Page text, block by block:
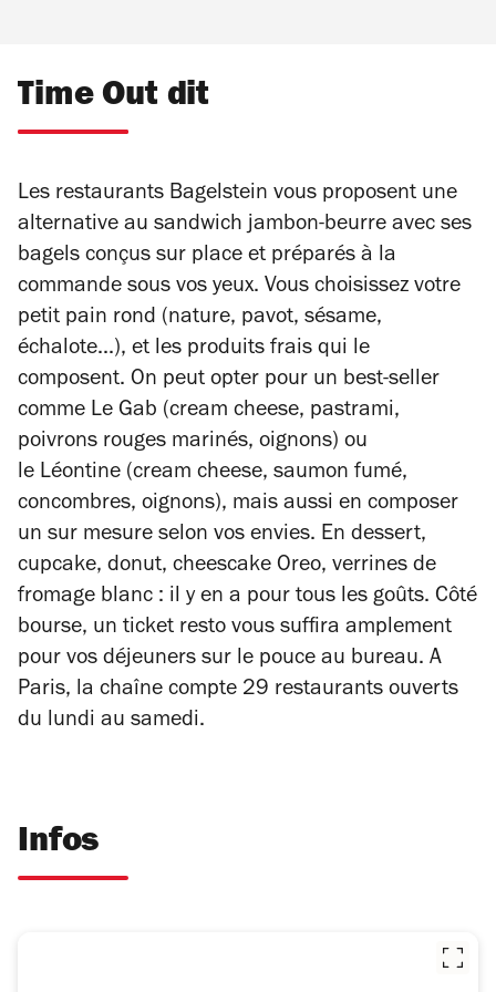
Time Out dit
Les restaurants Bagelstein vous proposent une
alternative au sandwich jambon-beurre avec ses
bagels conçus sur place et préparés à la
commande sous vos yeux. Vous choisissez votre
petit pain rond (nature, pavot, sésame,
échalote...), et les produits frais qui le
composent. On peut opter pour un best-seller
comme Le Gab (cream cheese, pastrami,
poivrons rouges marinés, oignons) ou
le Léontine (cream cheese, saumon fumé,
concombres, oignons), mais aussi en composer
un sur mesure selon vos envies. En dessert,
cupcake, donut, cheescake Oreo, verrines de
fromage blanc : il y en a pour tous les goûts. Côté
bourse, un ticket resto vous suffira amplement
pour vos déjeuners sur le pouce au bureau. A
Paris, la chaîne compte 29 restaurants ouverts
du lundi au samedi.
Infos